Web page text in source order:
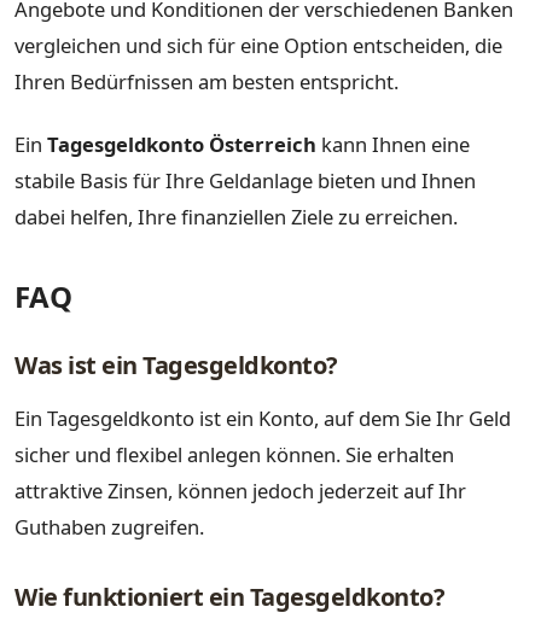
Angebote und Konditionen der verschiedenen Banken
vergleichen und sich für eine Option entscheiden, die
Ihren Bedürfnissen am besten entspricht.
Ein Tagesgeldkonto Österreich kann Ihnen eine
stabile Basis für Ihre Geldanlage bieten und Ihnen
dabei helfen, Ihre finanziellen Ziele zu erreichen.
FAQ
Was ist ein Tagesgeldkonto?
Ein Tagesgeldkonto ist ein Konto, auf dem Sie Ihr Geld
sicher und flexibel anlegen können. Sie erhalten
attraktive Zinsen, können jedoch jederzeit auf Ihr
Guthaben zugreifen.
Wie funktioniert ein Tagesgeldkonto?